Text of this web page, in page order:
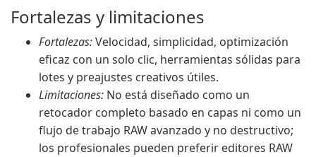
Fortalezas y limitaciones
Fortalezas:Velocidad, simplicidad, optimización
eficaz con un solo clic, herramientas sólidas para
lotes y preajustes creativos útiles.
Limitaciones: No está diseñado como un
retocador completo basado en capas ni como un
flujo de trabajo RAW avanzado y no destructivo;
los profesionales pueden preferir editores RAW